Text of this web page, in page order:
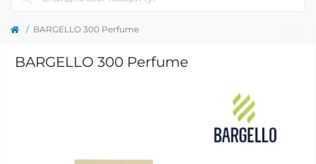
BARGELLO 300 Perfume
BARGELLO 300 Perfume